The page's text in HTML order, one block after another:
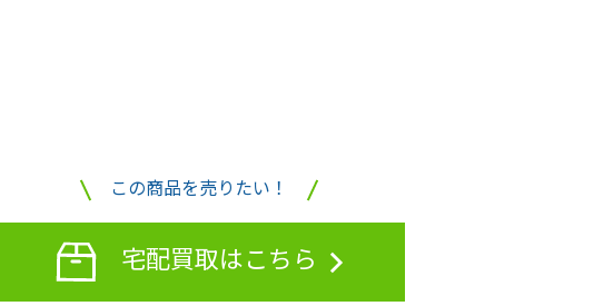
この商品を売りたい！
宅配買取はこちら